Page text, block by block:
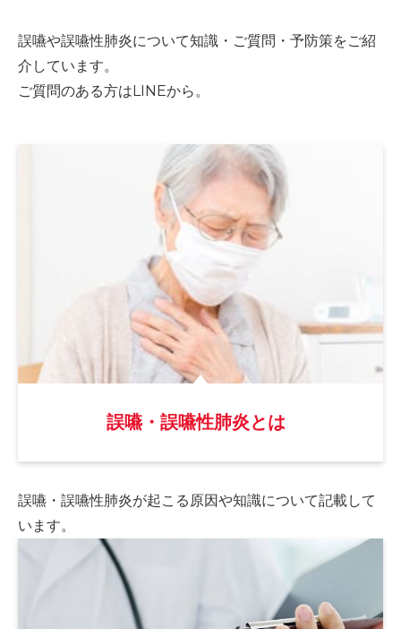
誤嚥や誤嚥性肺炎について知識・ご質問・予防策をご紹
介しています。
ご質問のある方はLINEから。
誤嚥・誤嚥性肺炎とは
誤嚥・誤嚥性肺炎が起こる原因や知識について記載して
います。